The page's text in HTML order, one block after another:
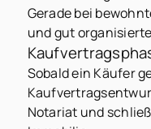
Gerade bei
und gut
Sobald ein Käufer
Notariat und